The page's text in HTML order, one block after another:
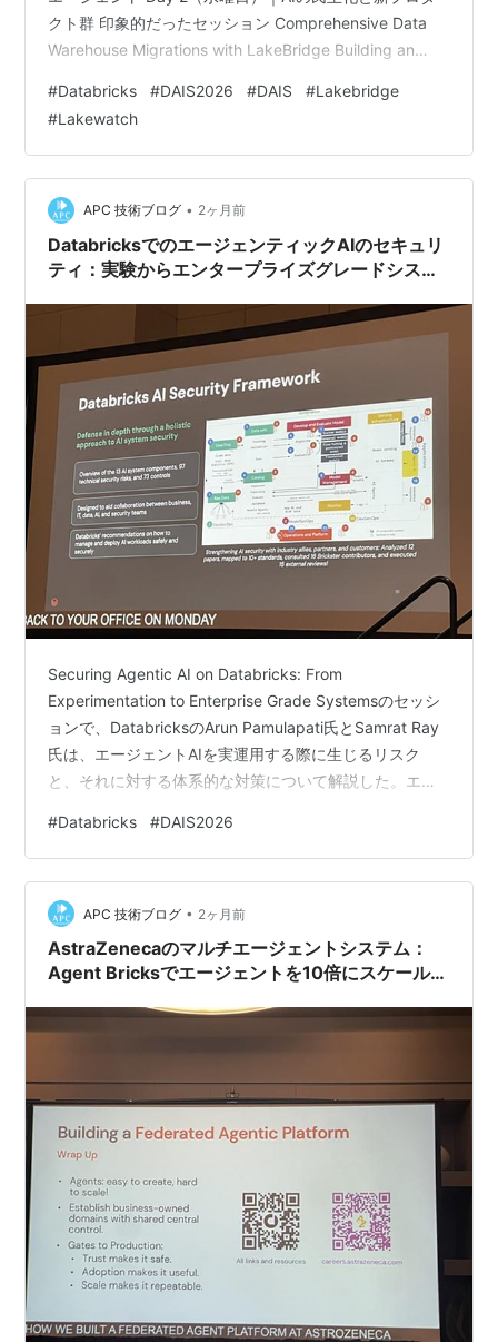
クト群 印象的だったセッション Comprehensive Data
Warehouse Migrations with LakeBridge Building an
Lakewatch — オープンセキュリティレイクハウス セッ
ション以外の楽しみも充実 DAIS終了後のオフ おわりに
はじめに iTO…
#Databricks #DAIS2026 #DAIS #Lakebridge
#Lakewatch
APC 技術ブログ • 2ヶ月前
DatabricksでのエージェンティックAIのセキュリ
ティ：実験からエンタープライズグレードシステ
Securing Agentic AI on Databricks: From
Experimentation to Enterprise Grade Systemsのセッシ
ョンで、DatabricksのArun Pamulapati氏とSamrat Ray
氏は、エージェントAIを実運用する際に生じるリスク
と、それに対する体系的な対策について解説した。エー
ため、従来のML運用では想定していなかった攻撃面が生
じる点を強調した。 ※本記事は、Data + AI Summit のセ
ッションを現地で視聴したエンジニアが、内容をできる
限り客観的に共…
#Databricks #DAIS2026
APC 技術ブログ • 2ヶ月前
AstraZenecaのマルチエージェントシステム：
Agent Bricksでエージェントを10倍にスケールし